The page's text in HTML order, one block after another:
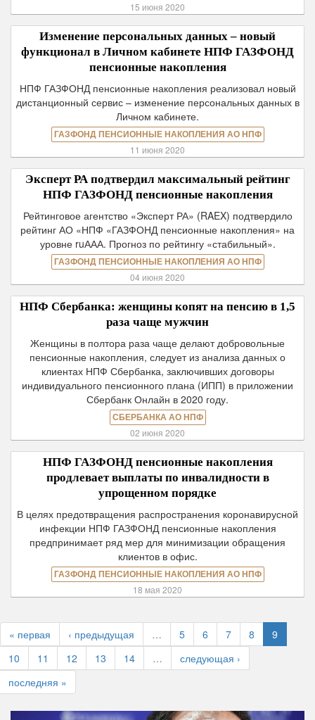
15 июня 2020
Изменение персональных данных – новый
функционал в Личном кабинете НПФ ГАЗФОНД
пенсионные накопления
НПФ ГАЗФОНД пенсионные накопления реализовал новый
дистанционный сервис – изменение персональных данных в
Личном кабинете.
ГАЗФОНД ПЕНСИОННЫЕ НАКОПЛЕНИЯ АО НПФ
11 июня 2020
Эксперт РА подтвердил максимальный рейтинг
НПФ ГАЗФОНД пенсионные накопления
Рейтинговое агентство «Эксперт РА» (RAEX) подтвердило
рейтинг АО «НПФ «ГАЗФОНД пенсионные накопления» на
уровне ruААА. Прогноз по рейтингу «стабильный».
ГАЗФОНД ПЕНСИОННЫЕ НАКОПЛЕНИЯ АО НПФ
04 июня 2020
НПФ Сбербанка: женщины копят на пенсию в 1,5
раза чаще мужчин
Женщины в полтора раза чаще делают добровольные
пенсионные накопления, следует из анализа данных о
клиентах НПФ Сбербанка, заключивших договоры
индивидуального пенсионного плана (ИПП) в приложении
Сбербанк Онлайн в 2020 году.
СБЕРБАНКА АО НПФ
02 июня 2020
НПФ ГАЗФОНД пенсионные накопления
продлевает выплаты по инвалидности в
упрощенном порядке
В целях предотвращения распространения коронавирусной
инфекции НПФ ГАЗФОНД пенсионные накопления
предпринимает ряд мер для минимизации обращения
клиентов в офис.
ГАЗФОНД ПЕНСИОННЫЕ НАКОПЛЕНИЯ АО НПФ
18 мая 2020
« первая ‹ предыдущая … 5 6 7 8
9
10
11 12 13 14 …
следующая ›
последняя »